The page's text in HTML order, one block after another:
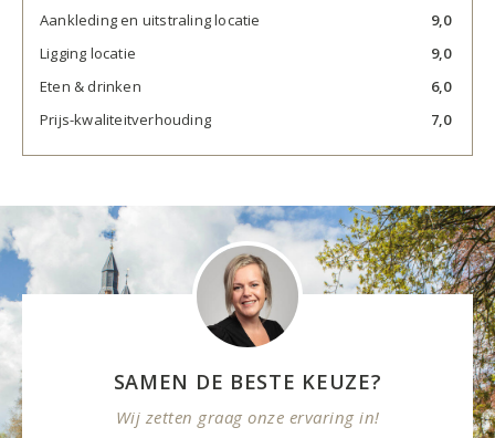
Aankleding en uitstraling locatie
9,0
Ligging locatie
9,0
Eten & drinken
6,0
Prijs-kwaliteitverhouding
7,0
SAMEN DE BESTE KEUZE?
Wij zetten graag onze ervaring in!